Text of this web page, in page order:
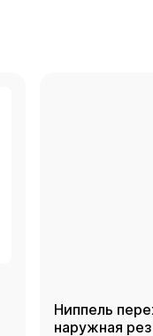
Ниппель
наружная